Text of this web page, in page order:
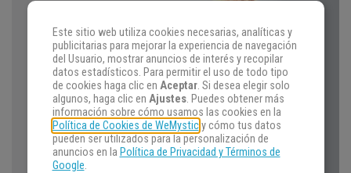
Este sitio web utiliza cookies necesarias, analíticas y
publicitarias para mejorar la experiencia de navegación
del Usuario, mostrar anuncios de interés y recopilar
datos estadísticos. Para permitir el uso de todo tipo
de cookies haga clic en Aceptar. Si desea elegir solo
algunos, haga clic en Ajustes. Puedes obtener más
información sobre cómo usamos las cookies en la
Política de Cookies de WeMysticy cómo tus datos
pueden ser utilizados para la personalización de
anuncios en la Política de Privacidad y Términos de
Google.